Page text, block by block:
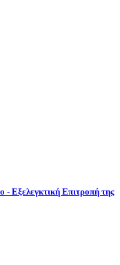
- Εξελεγκτική Επιτροπή της